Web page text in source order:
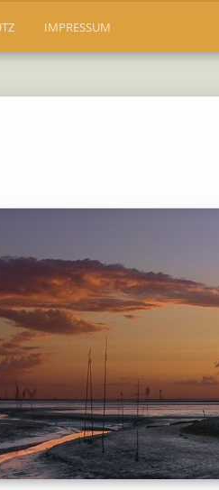
IMPRESSUM